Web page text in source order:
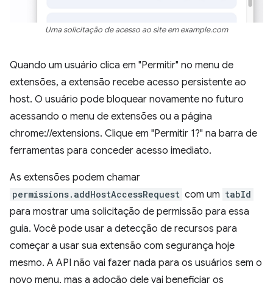
Uma solicitação de acesso ao site em example.com
Quando um usuário clica em "Permitir" no menu de
extensões, a extensão recebe acesso persistente ao
host. O usuário pode bloquear novamente no futuro
acessando o menu de extensões ou a página
chrome://extensions. Clique em "Permitir 1?" na barra de
ferramentas para conceder acesso imediato.
As extensões podem chamar
permissions.addHostAccessRequest com um tabId
para mostrar uma solicitação de permissão para essa
guia. Você pode usar a detecção de recursos para
começar a usar sua extensão com segurança hoje
mesmo. A API não vai fazer nada para os usuários sem o
novo menu, mas a adoção dele vai beneficiar os